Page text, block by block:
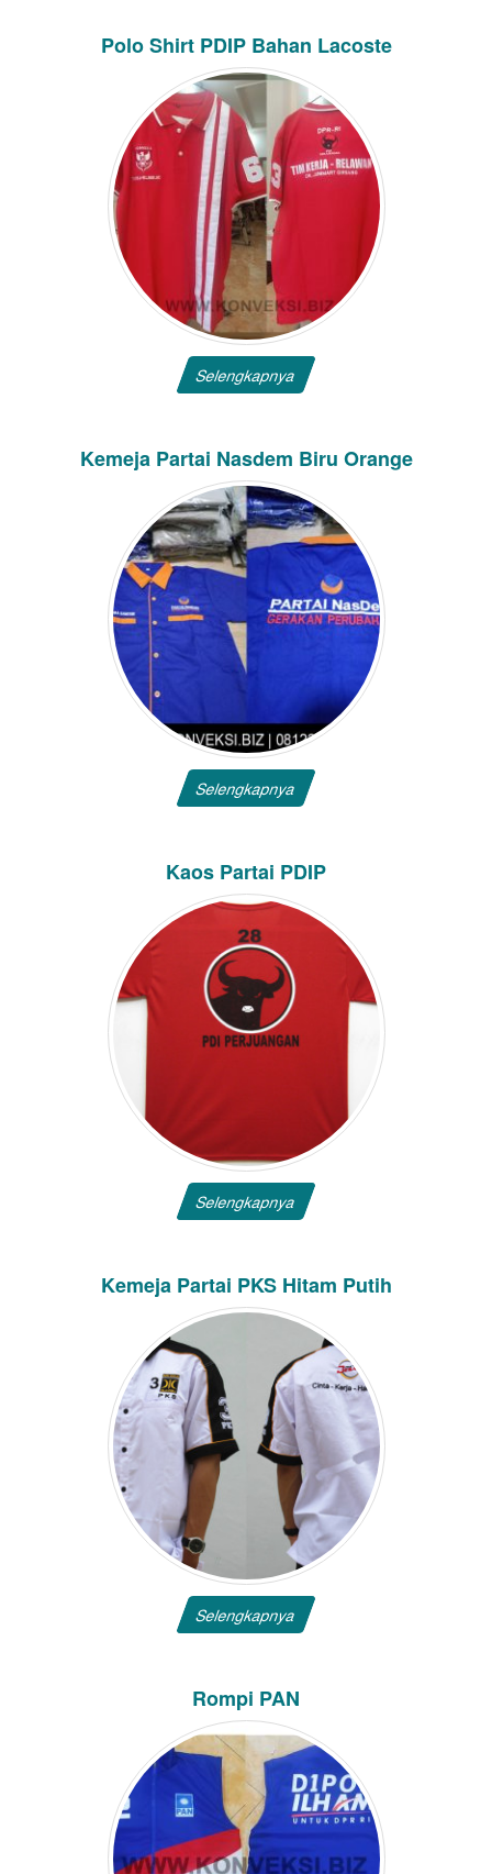
Polo Shirt PDIP Bahan Lacoste
Selengkapnya
Kemeja Partai Nasdem Biru Orange
Selengkapnya
Kaos Partai PDIP
Selengkapnya
Kemeja Partai PKS Hitam Putih
Selengkapnya
Rompi PAN